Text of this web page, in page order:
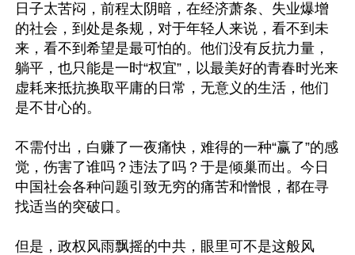
日子太苦闷，前程太阴暗，在经济萧条、失业爆增
的社会，到处是条规，对于年轻人来说，看不到未
来，看不到希望是最可怕的。他们没有反抗力量，
躺平，也只能是一时“权宜”，以最美好的青春时光来
虚耗来抵抗换取平庸的日常，无意义的生活，他们
是不甘心的。
不需付出，白赚了一夜痛快，难得的一种“赢了”的感
觉，伤害了谁吗？违法了吗？于是倾巢而出。今日
中国社会各种问题引致无穷的痛苦和憎恨，都在寻
找适当的突破口。
但是，政权风雨飘摇的中共，眼里可不是这般风